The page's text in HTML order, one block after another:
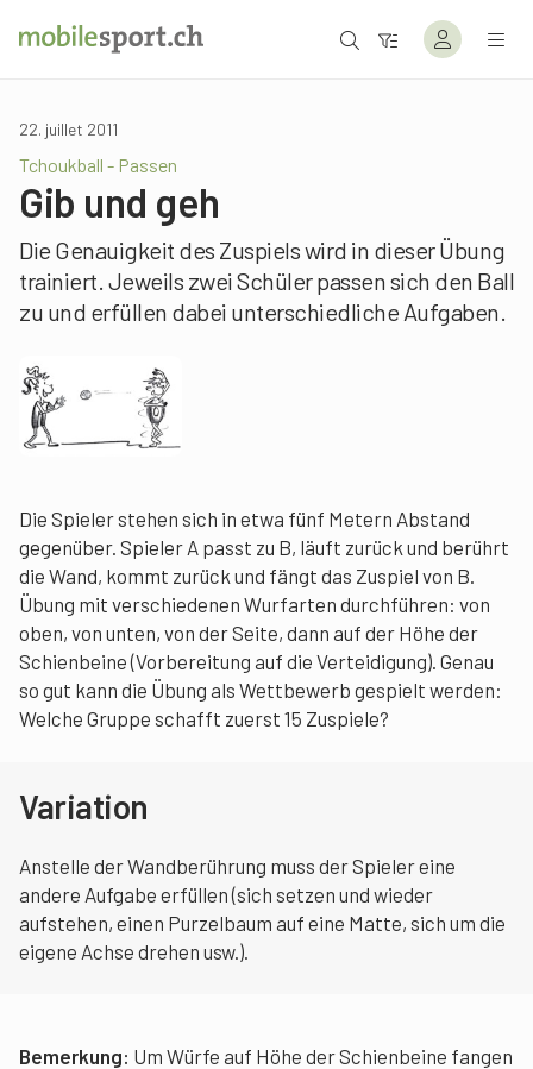
22. juillet 2011
Tchoukball - Passen
Gib und geh
Die Genauigkeit des Zuspiels wird in dieser Übung
trainiert. Jeweils zwei Schüler passen sich den Ball
zu und erfüllen dabei unterschiedliche Aufgaben.
Die Spieler stehen sich in etwa fünf Metern Abstand
gegenüber. Spieler A passt zu B, läuft zurück und berührt
die Wand, kommt zurück und fängt das Zuspiel von B.
Übung mit verschiedenen Wurfarten durchführen: von
oben, von unten, von der Seite, dann auf der Höhe der
Schienbeine (Vorbereitung auf die Verteidigung). Genau
so gut kann die Übung als Wettbewerb gespielt werden:
Welche Gruppe schafft zuerst 15 Zuspiele?
Variation
Anstelle der Wandberührung muss der Spieler eine
andere Aufgabe erfüllen (sich setzen und wieder
aufstehen, einen Purzelbaum auf eine Matte, sich um die
eigene Achse drehen usw.).
Bemerkung: Um Würfe auf Höhe der Schienbeine fangen